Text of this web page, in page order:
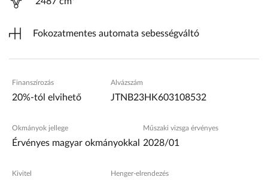
Fokozatmentes automata sebességváltó
Finanszírozás
20%-tól elvihető
Alvázszám
JTNB23HK603108532
Okmányok jellege
Érvényes magyar okmányokkal
Műszaki vizsga érvényes
2028/01
Kivitel Henger-elrendezés